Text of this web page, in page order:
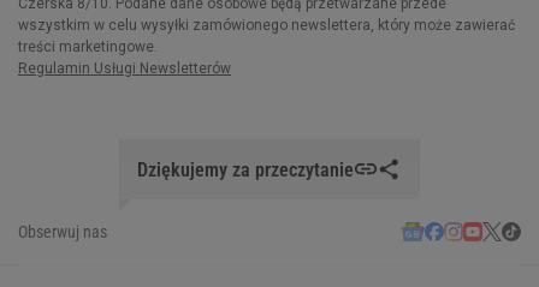
Dziękujemy za przeczytanie
Obserwuj nas